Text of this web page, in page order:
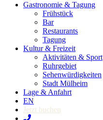
Gastronomie & Tagung
Frühstück
Bar
Restaurants
Tagung
Kultur & Freizeit
Aktivitäten & Sport
Ruhrgebiet
Sehenwürdigkeiten
Stadt Mülheim
Lage & Anfahrt
EN
Jetzt buchen